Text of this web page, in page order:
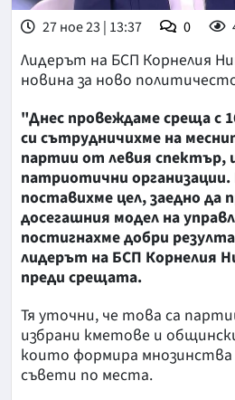
27 ное 23 | 13:37 0
Лидерът на БСП Корнелия
новина за ново
"Днес провеждаме среща с
си сътрудничихме на
партии от левия спектър,
патриотични
поставихме цел, заедно да
досегашния модел на
постигнахме добри
лидерът на БСП Корнелия
преди срещата.
Тя уточни, че това са
избрани кметове и
които формира
съвети по места.